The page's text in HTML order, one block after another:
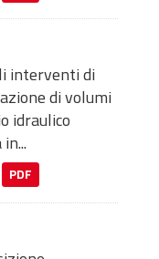
interventi di
di volumi
idraulico
PDF